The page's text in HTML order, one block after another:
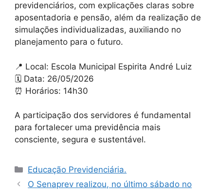
previdenciários, com explicações claras sobre
aposentadoria e pensão, além da realização de
simulações individualizadas, auxiliando no
planejamento para o futuro.
📍 Local: Escola Municipal Espirita André Luiz
🗓️ Data: 26/05/2026
⏰ Horários: 14h30
A participação dos servidores é fundamental
para fortalecer uma previdência mais
consciente, segura e sustentável.
Educação Previdenciária.
O Senaprev realizou, no último sábado no